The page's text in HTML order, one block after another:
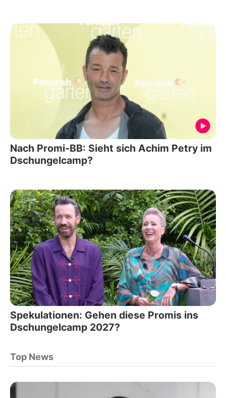
Nach Promi-BB: Sieht sich Achim Petry im
Dschungelcamp?
Spekulationen: Gehen diese Promis ins
Dschungelcamp 2027?
Top News